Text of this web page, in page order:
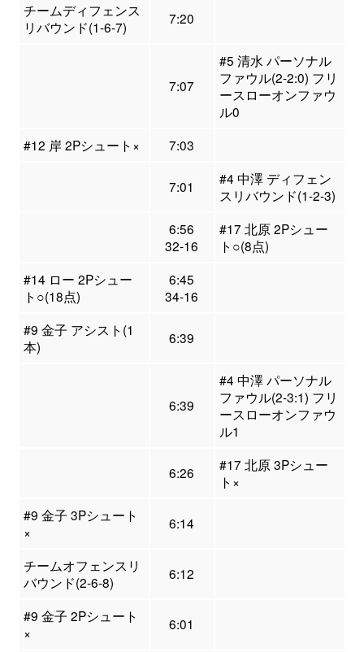
チームディフェンス
リバウンド(1-6-7)
7:20
7:07
#5 清水 パーソナル
ファウル(2-2:0) フリ
ースローオンファウ
ル0
#12 岸 2Pシュート×
7:03
7:01
#4 中澤 ディフェン
スリバウンド(1-2-3)
6:56
32-16
#17 北原 2Pシュー
ト○(8点)
#14 ロー 2Pシュー
ト○(18点)
6:45
34-16
#9 金子 アシスト(1
本)
6:39
6:39
#4 中澤 パーソナル
ファウル(2-3:1) フリ
ースローオンファウ
ル1
6:26
#17 北原 3Pシュー
ト×
#9 金子 3Pシュート
×
6:14
チームオフェンスリ
バウンド(2-6-8)
6:12
#9 金子 2Pシュート
×
6:01